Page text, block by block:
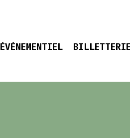
ÉVÉNEMENTIEL BILLETTERIE